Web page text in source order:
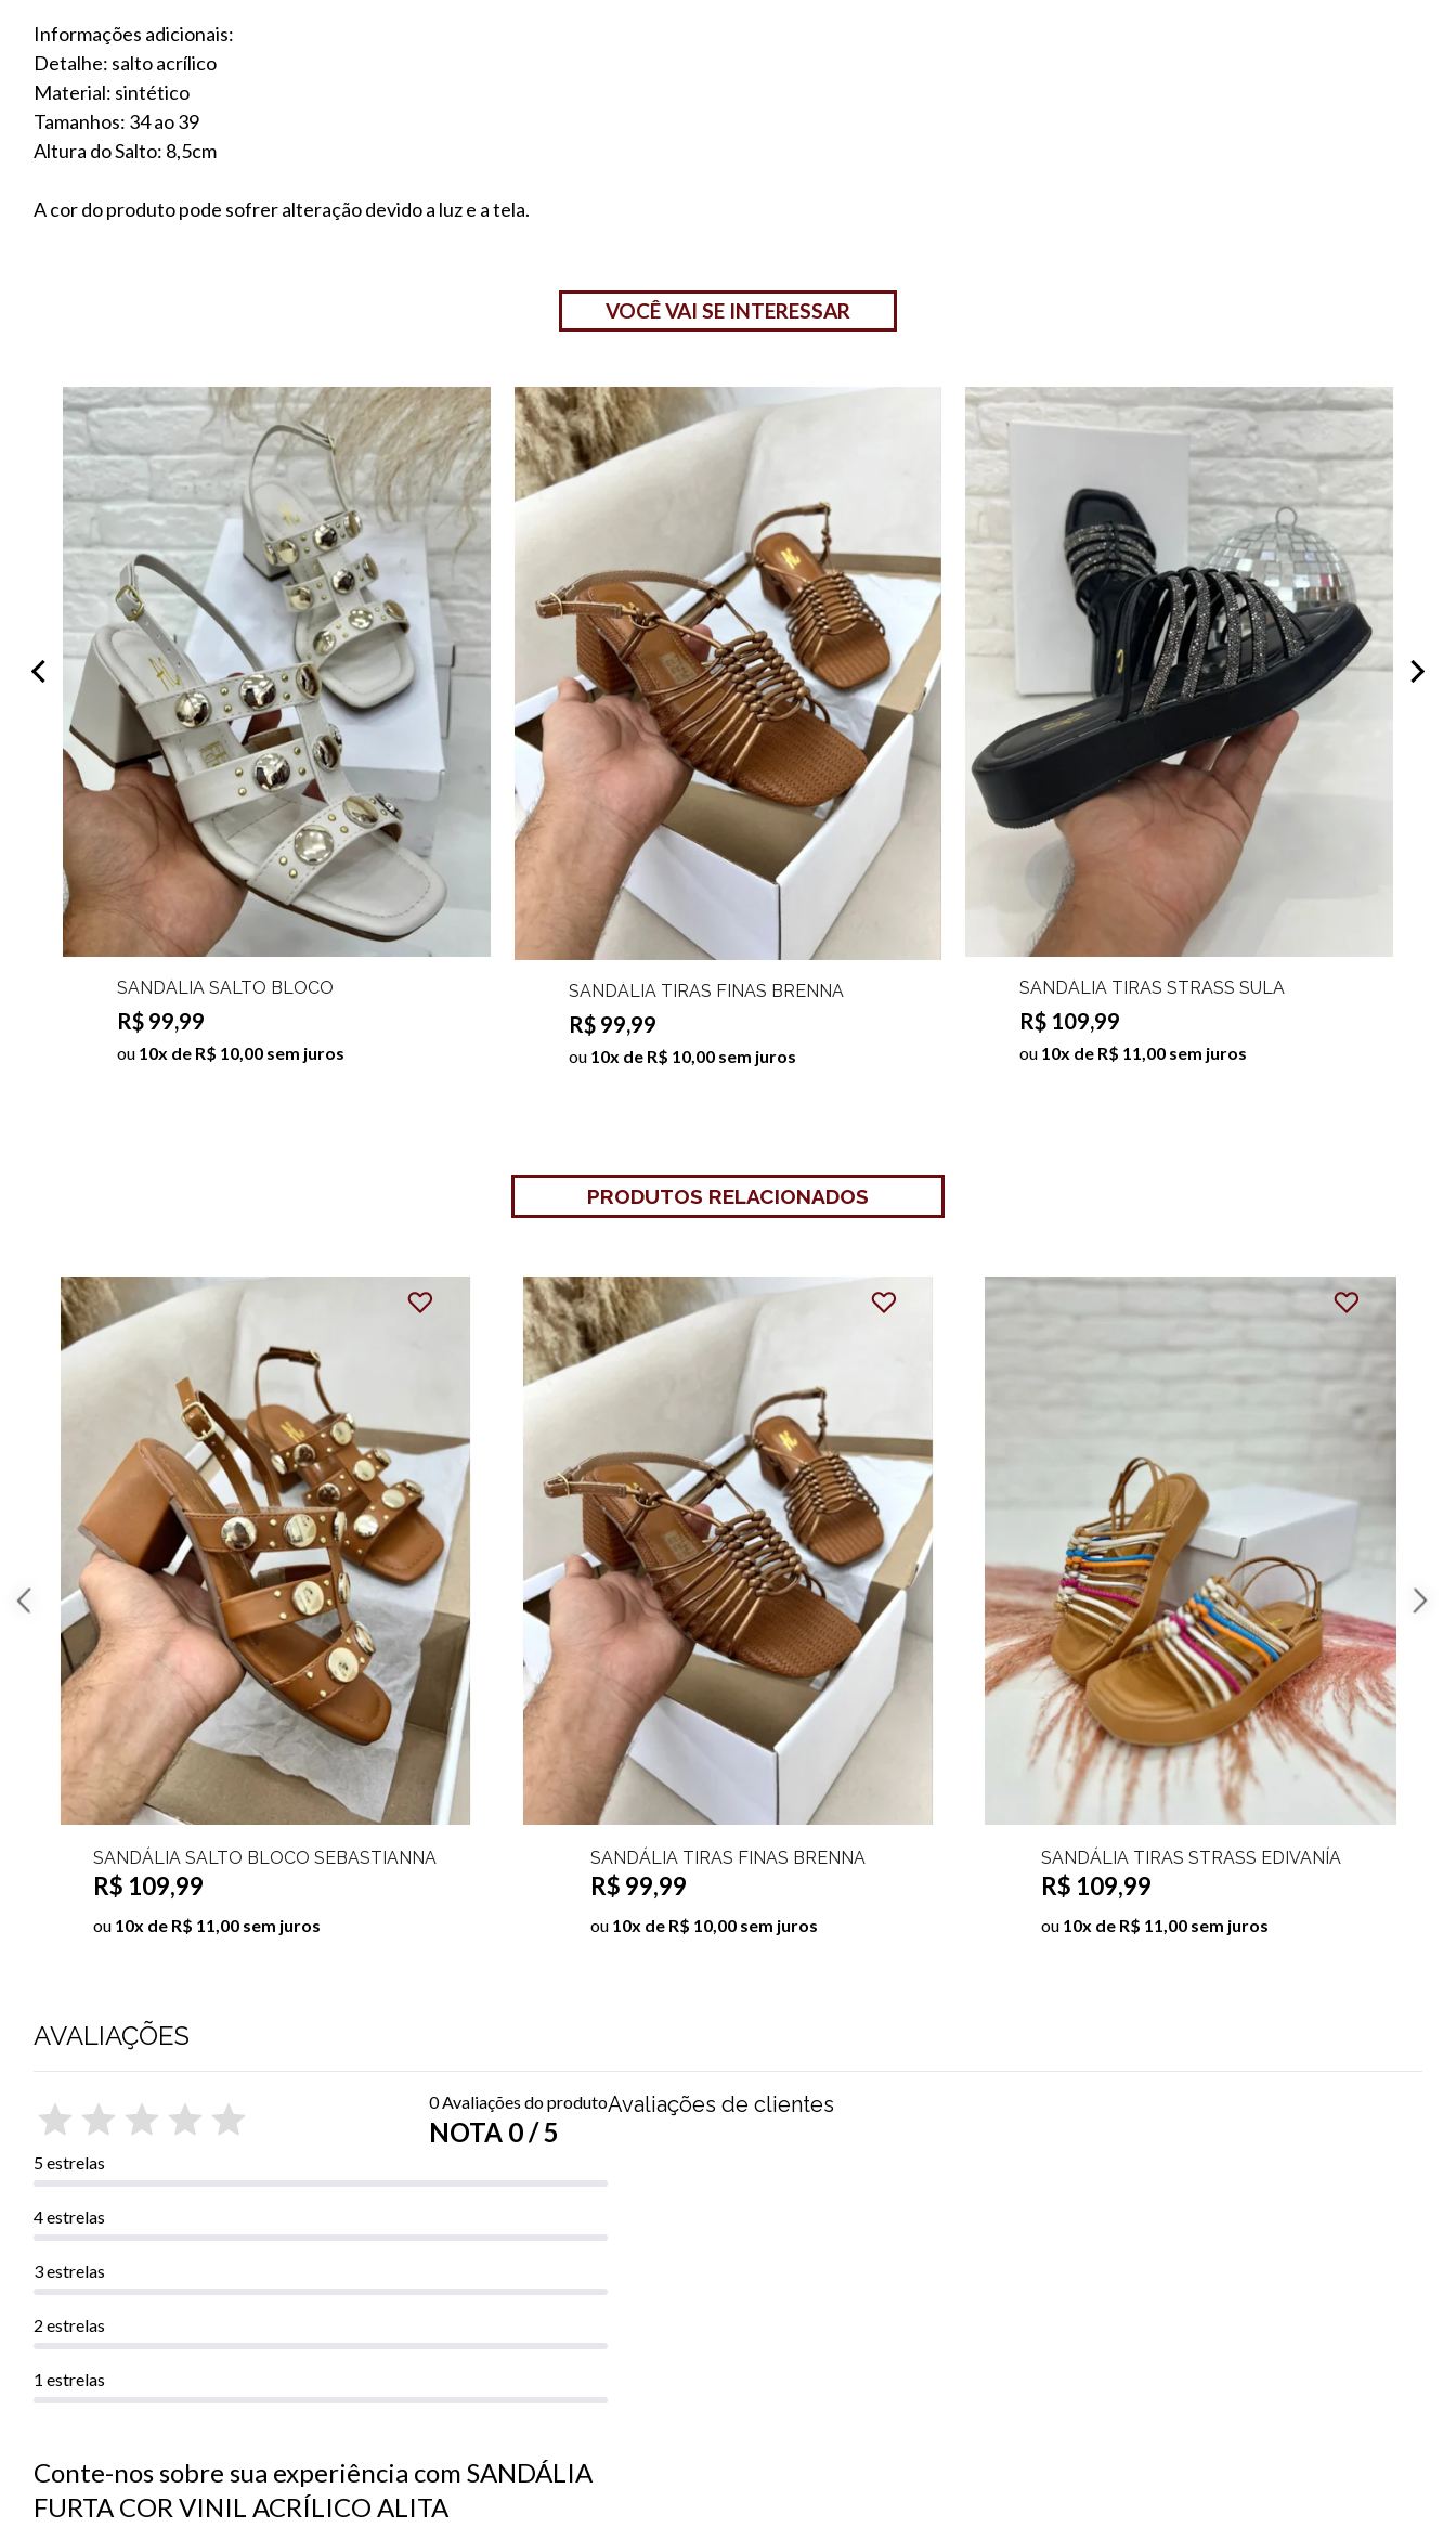
Informações adicionais:
Detalhe: salto acrílico
Material: sintético
Tamanhos: 34 ao 39
Altura do Salto: 8,5cm
A cor do produto pode sofrer alteração devido a luz e a tela.
VOCÊ VAI SE INTERESSAR
SANDÁLIA SALTO BLOCO
SEBASTIANNA
R$ 99,99
ou 10x de R$ 10,00 sem juros
SANDÁLIA TIRAS FINAS BRENNA
R$ 99,99
ou 10x de R$ 10,00 sem juros
SANDÁLIA TIRAS STRASS SULA
R$ 109,99
ou 10x de R$ 11,00 sem juros
PRODUTOS RELACIONADOS
SANDÁLIA TIRAS FINAS BRENNA
R$ 99,99
ou10x de R$ 10,00 sem juros
SANDÁLIA TIRAS STRASS EDIVANÍA
R$ 109,99
ou10x de R$ 11,00 sem juros
TAMANCO VINIL SALTO ACRILÍCO
R$ 129,99
ou10x de R$ 13,00 sem juros
AVALIAÇÕES
0 Avaliações do produto
NOTA 0 / 5
5 estrelas
4 estrelas
3 estrelas
2 estrelas
1 estrelas
Conte-nos sobre sua experiência com SANDÁLIA
FURTA COR VINIL ACRÍLICO ALITA
Avaliações de clientes